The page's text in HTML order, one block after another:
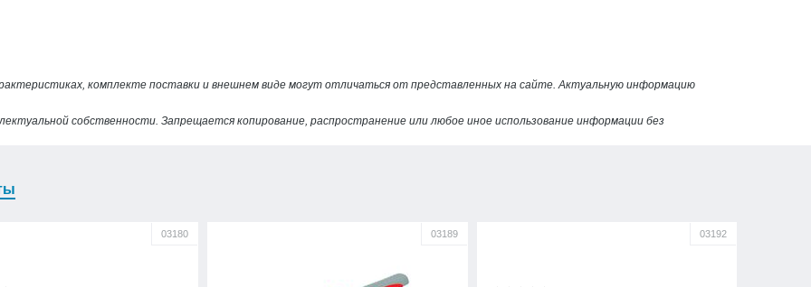
комплекте поставки и внешнем виде могут отличаться от представленных на сайте. Актуальную информацию
собственности. Запрещается копирование, распространение или любое иное использование информации без
03180 03189 03192